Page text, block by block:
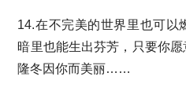
14.在不完美的世界里也可以
暗里也能生出芬芳，只要你
隆冬因你而美丽……